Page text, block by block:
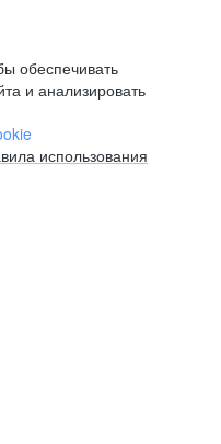
обеспечивать
и анализировать
использования